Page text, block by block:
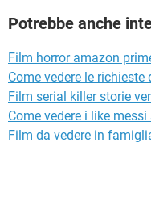
Potrebbe anche
Film horror amazon
Come vedere le
Film serial killer storie
Come vedere i like
Film da vedere in